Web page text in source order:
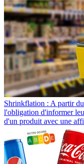
Shrinkflation : A partir
l'obligation d'informer
d'un produit avec une